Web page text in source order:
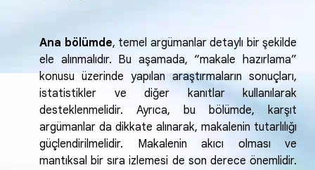
Ana bölümde, temel argümanlar detaylı bir şekilde
ele alınmalıdır. Bu aşamada, “makale hazırlama”
konusu üzerinde yapılan araştırmaların sonuçları,
istatistikler ve diğer kanıtlar kullanılarak
desteklenmelidir. Ayrıca, bu bölümde, karşıt
argümanlar da dikkate alınarak, makalenin tutarlılığı
güçlendirilmelidir. Makalenin akıcı olması ve
mantıksal bir sıra izlemesi de son derece önemlidir.